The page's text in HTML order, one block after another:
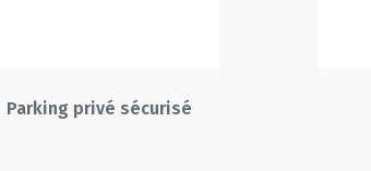
Parking privé sécurisé